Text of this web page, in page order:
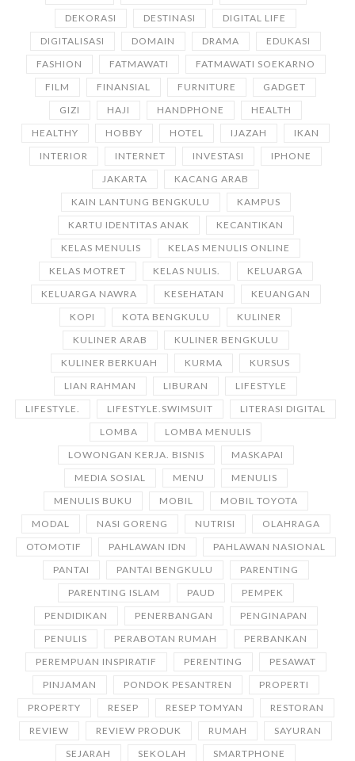
DEKORASI
DESTINASI
DIGITAL LIFE
DIGITALISASI
DOMAIN DRAMA
EDUKASI
FASHION
FATMAWATI
FATMAWATI SOEKARNO
FILM
FINANSIAL FURNITURE
GADGET
GIZI
HAJI HANDPHONE
HEALTH
HEALTHY
HOBBY HOTEL IJAZAH
IKAN
INTERIOR
INTERNET INVESTASI
IPHONE
JAKARTA
KACANG ARAB
KAIN LANTUNG BENGKULU
KAMPUS
KARTU IDENTITAS ANAK
KECANTIKAN
KELAS MENULIS
KELAS MENULIS ONLINE
KELAS MOTRET
KELAS NULIS.
KELUARGA
KELUARGA NAWRA
KESEHATAN
KEUANGAN
KOPI
KOTA BENGKULU
KULINER
KULINER ARAB
KULINER BENGKULU
KULINER BERKUAH
KURMA
KURSUS
LIAN RAHMAN
LIBURAN
LIFESTYLE
LIFESTYLE.
LIFESTYLE.SWIMSUIT
LITERASI DIGITAL
LOMBA
LOMBA MENULIS
LOWONGAN KERJA. BISNIS
MASKAPAI
MEDIA SOSIAL
MENU
MENULIS
MENULIS BUKU
MOBIL
MOBIL TOYOTA
MODAL
NASI GORENG NUTRISI
OLAHRAGA
OTOMOTIF
PAHLAWAN IDN
PAHLAWAN NASIONAL
PANTAI
PANTAI BENGKULU
PARENTING
PARENTING ISLAM
PAUD
PEMPEK
PENDIDIKAN
PENERBANGAN
PENGINAPAN
PENULIS
PERABOTAN RUMAH
PERBANKAN
PEREMPUAN INSPIRATIF
PERENTING
PESAWAT
PINJAMAN
PONDOK PESANTREN
PROPERTI
PROPERTY
RESEP RESEP TOMYAN
RESTORAN
REVIEW
REVIEW PRODUK RUMAH
SAYURAN
SEJARAH
SEKOLAH
SMARTPHONE